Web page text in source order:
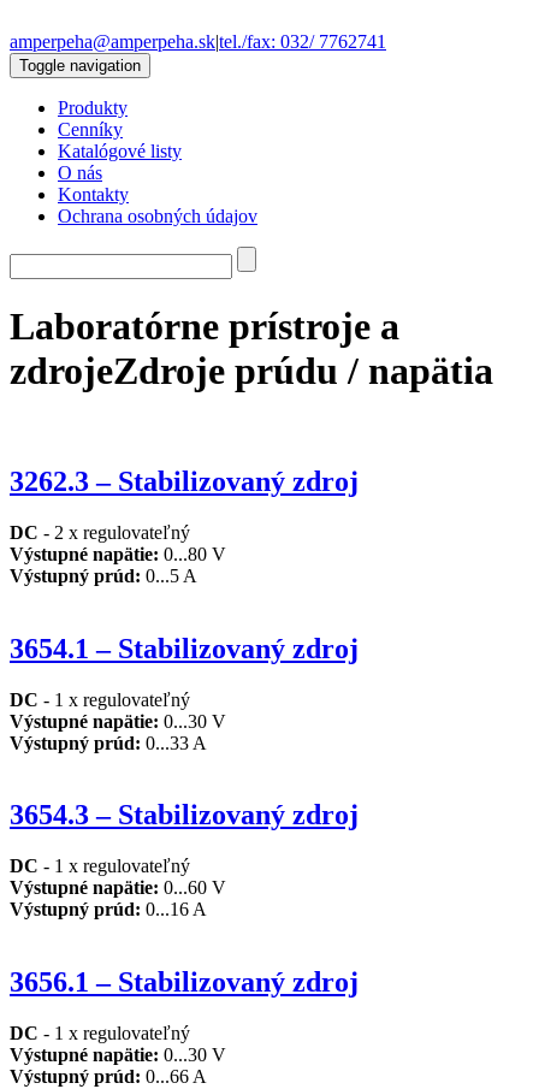
amperpeha@amperpeha.sk|tel./fax: 032/ 7762741
Toggle navigation
Produkty
Cenníky
Katalógové listy
O nás
Kontakty
Ochrana osobných údajov
Laboratórne prístroje a
zdrojeZdroje prúdu / napätia
3262.3 – Stabilizovaný zdroj
DC - 2 x regulovateľný
Výstupné napätie: 0...80 V
Výstupný prúd: 0...5 A
3654.1 – Stabilizovaný zdroj
DC - 1 x regulovateľný
Výstupné napätie: 0...30 V
Výstupný prúd: 0...33 A
3654.3 – Stabilizovaný zdroj
DC - 1 x regulovateľný
Výstupné napätie: 0...60 V
Výstupný prúd: 0...16 A
3656.1 – Stabilizovaný zdroj
DC - 1 x regulovateľný
Výstupné napätie: 0...30 V
Výstupný prúd: 0...66 A